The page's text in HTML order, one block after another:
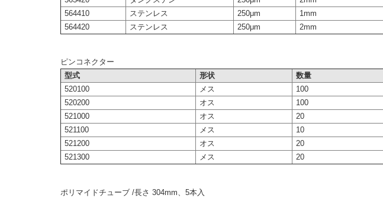
564410
ステンレス 250μm
1mm
564420
ステンレス 250μm 2mm
ピンコネクター
型式
形状
数量
520100
メス
100
520200
オス
100
521000
オス
20
521100
メス
10
521200
オス
20
521300
メス 20
ポリマイドチューブ /長さ 304mm、5本入